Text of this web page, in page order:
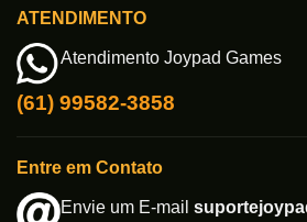
ATENDIMENTO
Atendimento Joypad Games
(61) 99582-3858
Entre em Contato
Envie um E-mail